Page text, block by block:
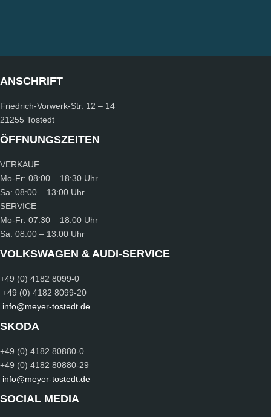
ANSCHRIFT
Friedrich-Vorwerk-Str. 12 – 14
21255 Tostedt
ÖFFNUNGSZEITEN
VERKAUF
Mo-Fr: 08:00 – 18:30 Uhr
Sa: 08:00 – 13:00 Uhr
SERVICE
Mo-Fr: 07:30 – 18:00 Uhr
Sa: 08:00 – 13:00 Uhr
VOLKSWAGEN & AUDI-SERVICE
+49 (0) 4182 8099-0
+49 (0) 4182 8099-20
info@meyer-tostedt.de
SKODA
+49 (0) 4182 80880-0
+49 (0) 4182 80880-29
info@meyer-tostedt.de
SOCIAL MEDIA